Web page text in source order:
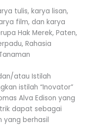
tulis, karya lisan,
film, dan karya
Hak Merek, Paten,
Rahasia
atau Istilah
istilah “Inovator”
Alva Edison yang
dapat sebagai
yang berhasil